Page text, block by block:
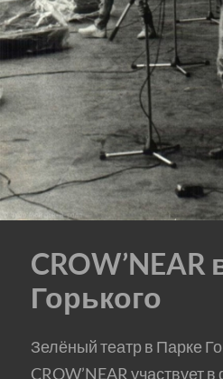
CROW’NEAR
Горького
Зелёный театр в Парке
CROW’NEAR участвует